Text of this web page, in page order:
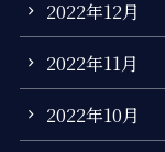
2022年12月
2022年11月
2022年10月